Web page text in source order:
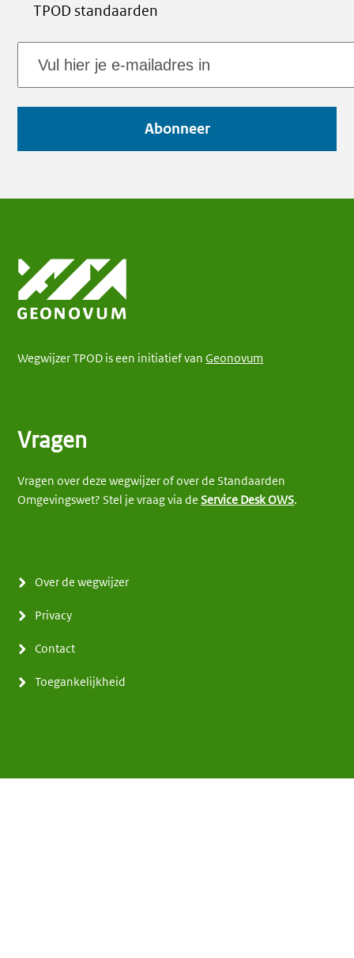
TPOD standaarden
Abonneer
Wegwijzer TPOD is een initiatief vanGeonovum
Vragen
Vragen over deze wegwijzer of over de Standaarden
Omgevingswet? Stel je vraag via deService Desk OWS.
Over de wegwijzer
Privacy
Contact
Toegankelijkheid